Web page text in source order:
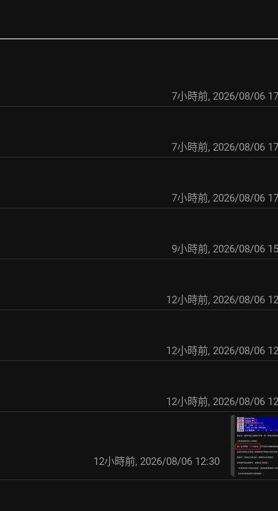
7小時前, 2026/08/06
7小時前, 2026/08/06
7小時前, 2026/08/06
9小時前, 2026/08/06
12小時前, 2026/08/06
12小時前, 2026/08/06
12小時前, 2026/08/06
12小時前, 2026/08/06 12:30